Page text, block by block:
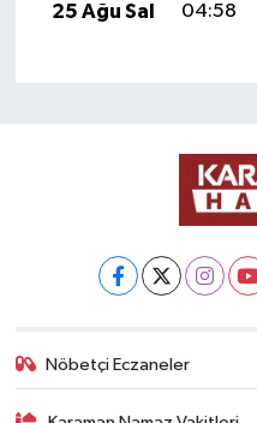
25 Ağu Sal
04:58
Nöbetçi Eczaneler